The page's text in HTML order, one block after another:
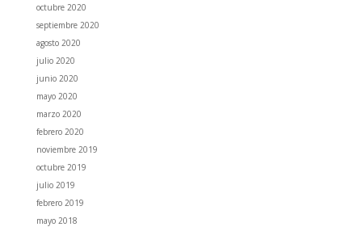
octubre 2020
septiembre 2020
agosto 2020
julio 2020
junio 2020
mayo 2020
marzo 2020
febrero 2020
noviembre 2019
octubre 2019
julio 2019
febrero 2019
mayo 2018